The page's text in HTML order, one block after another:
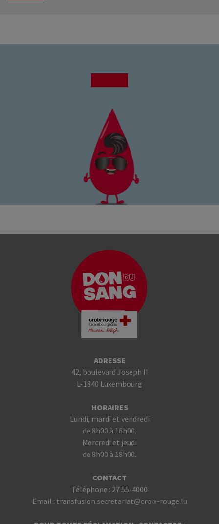
ADRESSE
42, boulevard Joseph II
L-1840 Luxembourg
HORAIRES
Lundi, mardi et vendredi
de 8h00 à 16h00.
Mercredi et jeudi
de 8h00 à 18h00.
CONTACT
Téléphone : 27 55-4000
Email : transfusion.secretariat@croix-rouge.lu